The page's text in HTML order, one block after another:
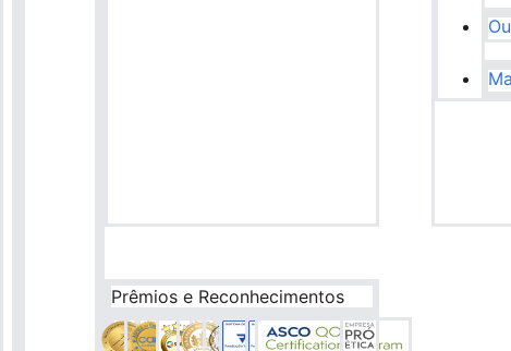
Prêmios e Reconhecimentos